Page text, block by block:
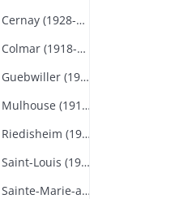
21AL2 Fonds du commissariat de police de Cernay (1928-1940)
22AL2 Fonds du commissariat de police de Colmar (1918-1940)
26AL2 Fonds du commissariat de police de Guebwiller (1924-1940)
33AL2 Fonds du commissariat de police de Mulhouse (1918-1940)
38AL2 Fonds du commissariat de police de Riedisheim (1932-1940)
41AL2 Fonds du commissariat de police de Saint-Louis (1918-1940)
42AL2 Fonds du commissariat de police de Sainte-Marie-aux-Mines (1924-1940)